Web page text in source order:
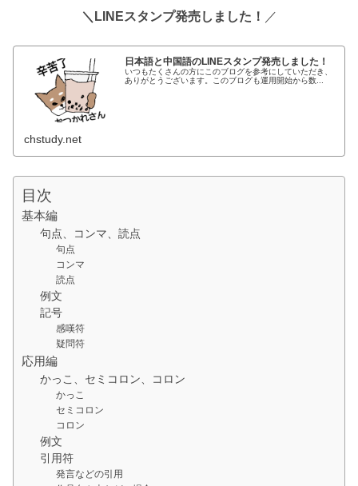
＼LINEスタンプ発売しました！ ／
日本語と中国語のLINEスタンプ発売しました！
いつもたくさんの方にこのブログを参考にしていただき、
ありがとうございます。このブログも運用開始から数...
chstudy.net
目次
基本編
句点、コンマ、読点
句点
コンマ
読点
例文
記号
感嘆符
疑問符
応用編
かっこ、セミコロン、コロン
かっこ
セミコロン
コロン
例文
引用符
発言などの引用